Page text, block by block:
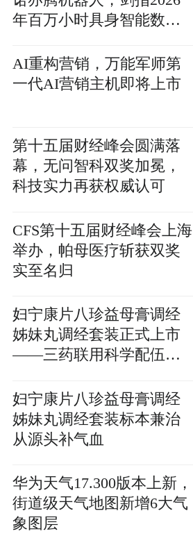
年百万小时具身智能数据
AI重构营销，万能军师第
一代AI营销主机即将上市
第十五届财经峰会圆满落
幕，无问智科双奖加冕，
科技实力再获权威认可
CFS第十五届财经峰会上海
举办，帕母医疗斩获双奖
实至名归
妇宁康片八珍益母膏调经
姊妹丸调经套装正式上市
——三药联用科学配伍，
解决方案
妇宁康片八珍益母膏调经
姊妹丸调经套装标本兼治
从源头补气血
华为天气17.300版本上新，
街道级天气地图新增6大气
象图层